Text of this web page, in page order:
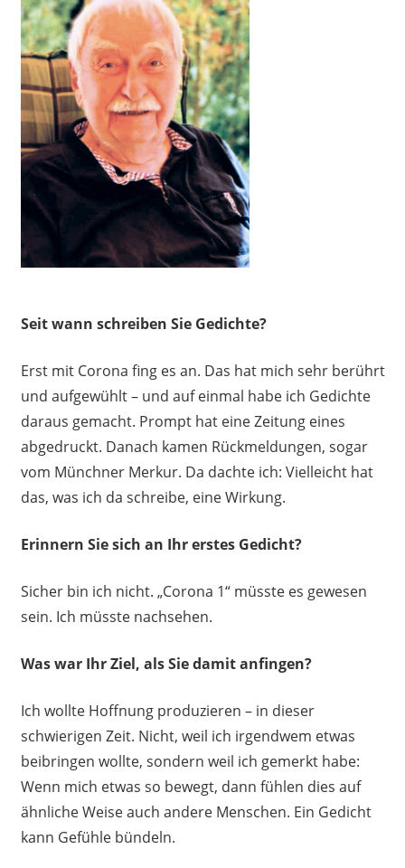
Seit wann schreiben Sie Gedichte?
Erst mit Corona fing es an. Das hat mich sehr berührt
und aufgewühlt – und auf einmal habe ich Gedichte
daraus gemacht. Prompt hat eine Zeitung eines
abgedruckt. Danach kamen Rückmeldungen, sogar
vom Münchner Merkur. Da dachte ich: Vielleicht hat
das, was ich da schreibe, eine Wirkung.
Erinnern Sie sich an Ihr erstes Gedicht?
Sicher bin ich nicht. „Corona 1“ müsste es gewesen
sein. Ich müsste nachsehen.
Was war Ihr Ziel, als Sie damit anfingen?
Ich wollte Hoffnung produzieren – in dieser
schwierigen Zeit. Nicht, weil ich irgendwem etwas
beibringen wollte, sondern weil ich gemerkt habe:
Wenn mich etwas so bewegt, dann fühlen dies auf
ähnliche Weise auch andere Menschen. Ein Gedicht
kann Gefühle bündeln.